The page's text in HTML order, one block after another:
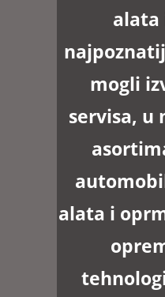
alata
mogli
servisa, u
alata i